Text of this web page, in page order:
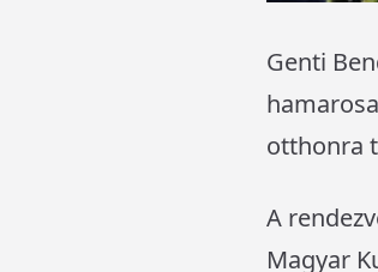
Genti
otthonra
A
Magyar